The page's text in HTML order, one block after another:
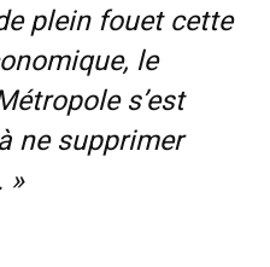
plein fouet cette
le
s’est
ne supprimer
»